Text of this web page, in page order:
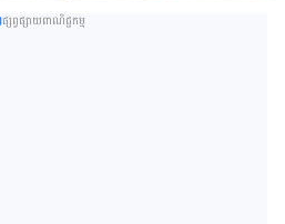
ផ្សព្វផ្សាយពាណិជ្ជកម្ម